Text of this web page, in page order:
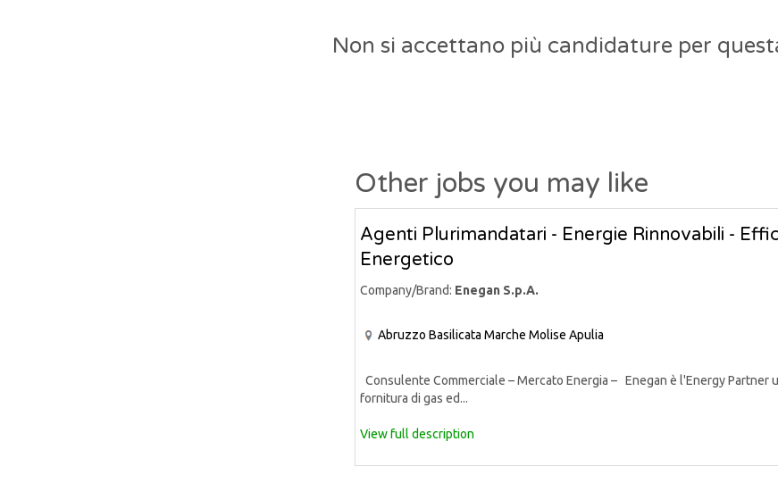
Non si accettano più candidature per
Other jobs you may like
Agenti Plurimandatari - Energie Rinnovabili -
Energetico
Company/Brand: Enegan S.p.A.
Abruzzo Basilicata Marche Molise Apulia
Consulente Commerciale – Mercato Energia – Enegan è l'Energy
fornitura di gas ed...
View full description